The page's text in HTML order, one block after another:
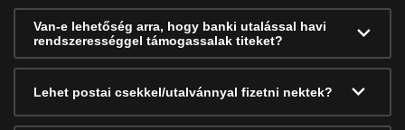
Van-e lehetőség arra, hogy banki utalással havi
rendszerességgel támogassalak titeket?
Lehet postai csekkel/utalvánnyal fizetni nektek?